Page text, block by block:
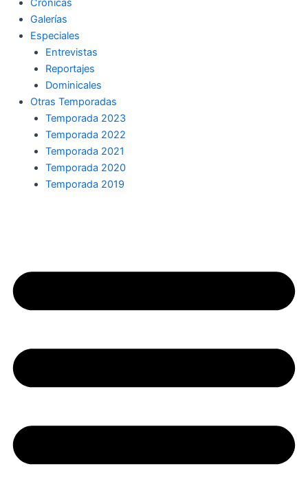
Crónicas
Galerías
Especiales
Entrevistas
Reportajes
Dominicales
Otras Temporadas
Temporada 2023
Temporada 2022
Temporada 2021
Temporada 2020
Temporada 2019